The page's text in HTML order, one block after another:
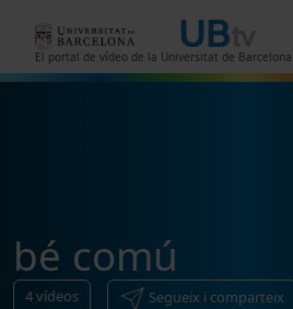
El portal de vídeo de la Universitat de Barcelona
bé comú
4vídeos Segueix i comparteix